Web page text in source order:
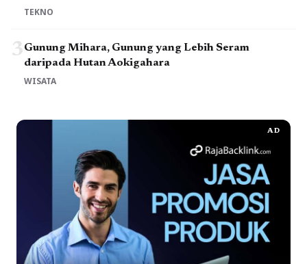
TEKNO
3Gunung Mihara, Gunung yang Lebih Seram
daripada Hutan Aokigahara
WISATA
AD